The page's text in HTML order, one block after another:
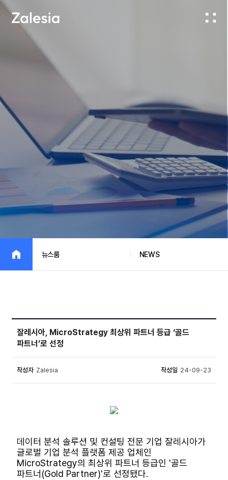
뉴스룸 NEWS
잘레시아, MicroStrategy 최상위 파트너 등급 ‘골드
파트너’로 선정
작성자 Zalesia 작성일 24-09-23
데이터 분석 솔루션 및 컨설팅 전문 기업 잘레시아가
글로벌 기업 분석 플랫폼 제공 업체인
MicroStrategy의 최상위 파트너 등급인 '골드
파트너(Gold Partner)'로 선정됐다.